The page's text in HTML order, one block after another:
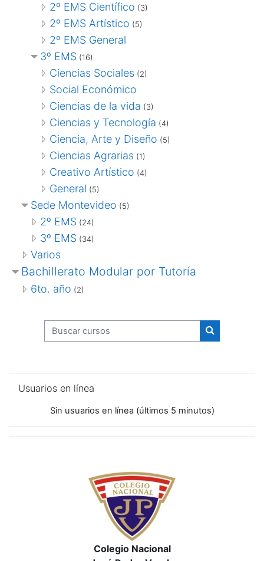
2º EMS Científico (3)
2º EMS Artístico (5)
2º EMS General
3º EMS (16)
Ciencias Sociales (2)
Social Económico
Ciencias de la vida (3)
Ciencias y Tecnología (4)
Ciencia, Arte y Diseño (5)
Ciencias Agrarias (1)
Creativo Artístico (4)
General (5)
Sede Montevideo (5)
2º EMS (24)
3º EMS (34)
Varios
Bachillerato Modular por Tutoría
6to. año (2)
Buscar cursos
Buscar
Usuarios en línea
Sin usuarios en línea (últimos 5 minutos)
Colegio Nacional